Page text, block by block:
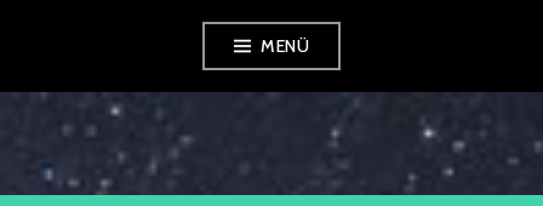
springen
MENÜ